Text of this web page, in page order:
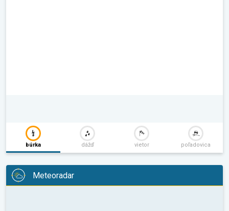
búrka dážď vietor poľadovica
Meteoradar